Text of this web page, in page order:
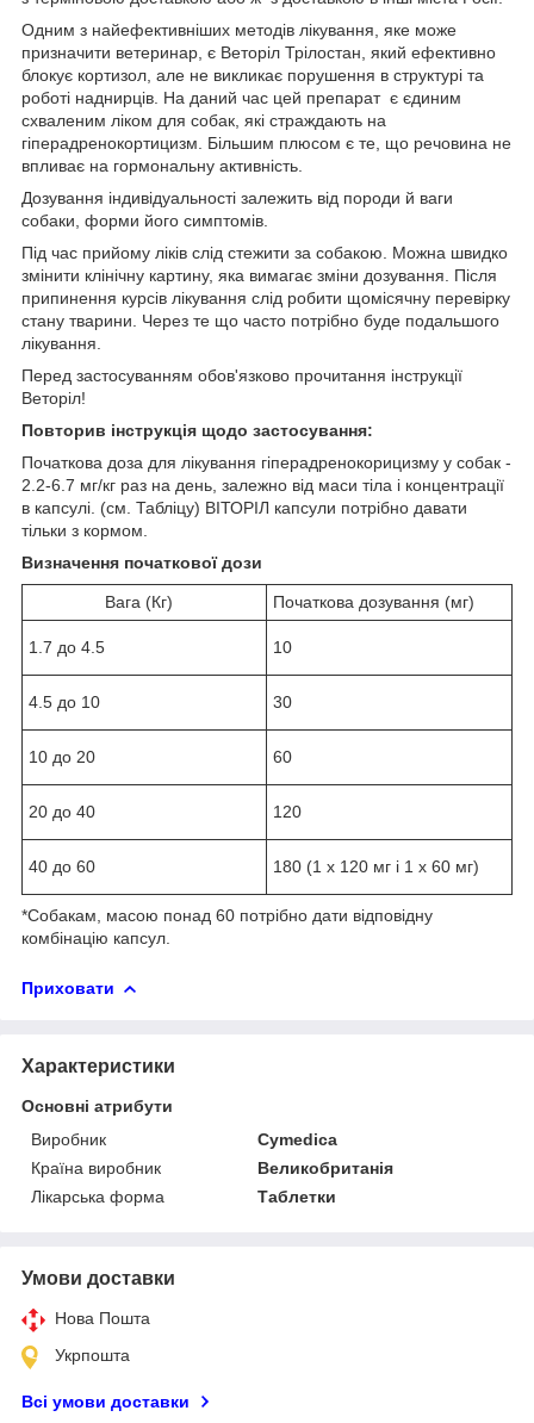
Одним з найефективніших методів лікування, яке може
призначити ветеринар, є Веторіл Трілостан, який ефективно
блокує кортизол, але не викликає порушення в структурі та
роботі наднирців. На даний час цей препарат є єдиним
схваленим ліком для собак, які страждають на
гіперадренокортицизм. Більшим плюсом є те, що речовина не
впливає на гормональну активність.
Дозування індивідуальності залежить від породи й ваги
собаки, форми його симптомів.
Під час прийому ліків слід стежити за собакою. Можна швидко
змінити клінічну картину, яка вимагає зміни дозування. Після
припинення курсів лікування слід робити щомісячну перевірку
стану тварини. Через те що часто потрібно буде подальшого
лікування.
Перед застосуванням обов'язково прочитання інструкції
Веторіл!
Повторив інструкція щодо застосування:
Початкова доза для лікування гіперадренокорицизму у собак -
2.2-6.7 мг/кг раз на день, залежно від маси тіла і концентрації
в капсулі. (см. Табліцу) ВІТОРІЛ капсули потрібно давати
тільки з кормом.
Визначення початкової дози
Вага (Кг) Початкова дозування (мг)
1.7 до 4.5 10
4.5 до 10 30
10 до 20 60
20 до 40 120
40 до 60 180 (1 x 120 мг і 1 x 60 мг)
*Собакам, масою понад 60 потрібно дати відповідну
комбінацію капсул.
Приховати
Характеристики
Основні атрибути
Виробник
Cymedica
Країна виробник
Великобританія
Лікарська форма
Таблетки
Умови доставки
Нова Пошта
Укрпошта
Всі умови доставки